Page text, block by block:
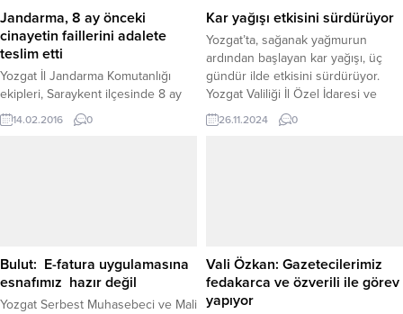
Jandarma, 8 ay önceki
cinayetin faillerini adalete
teslim etti
Yozgat İl Jandarma Komutanlığı
ekipleri, Saraykent ilçesinde 8 ay
önce cesedi bulunan bir kişinin faili
olarak 3 şüpheliyi gözaltına altı.
cesedi bulundu. Bunun üzerine
harekete...
14.02.2016 0
Kar yağışı etkisini sürdürüyor
Yozgat’ta, sağanak yağmurun
ardından başlayan kar yağışı, üç
gündür ilde etkisini sürdürüyor.
Yozgat Valiliği İl Özel İdaresi ve
belediye ekipleri, karla mücadele
için yoğun bir çalışma yürütüyor.
26.11.2024 0
Bulut: E-fatura uygulamasına
esnafımız hazır değil
Yozgat Serbest Muhasebeci ve Mali
Vali Özkan: Gazetecilerimiz
fedakarca ve özverili ile görev
yapıyor